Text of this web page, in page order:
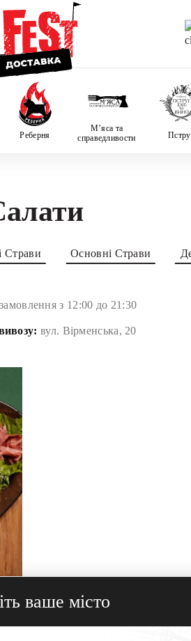
Реберня
М’яса та
справедливости
Страви Основні Страви
з 12:00 до 21:30
вул. Вірменська, 20
ваше місто